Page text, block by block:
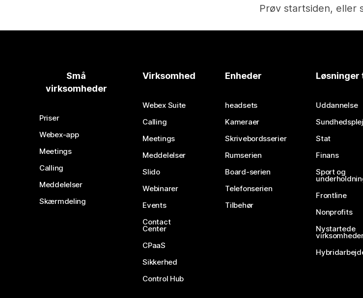
Prøv startsiden, eller
Har du brug for et
Send et spørgsmål
Små
virksomheder
Priser
Webex-app
Meetings
Calling
Meddelelser
Skærmdeling
Virksomhed
Webex Suite
Calling
Meetings
Meddelelser
Slido
Webinarer
Events
Contact
Center
CPaaS
Sikkerhed
Control Hub
Enheder
headsets
Kameraer
Skrivebordsserier
Rumserien
Board-serien
Telefonserien
Tilbehør
Løsninger
Uddannelse
Stat
Finans
Sport og
Frontline
Nonprofits
Nystartede